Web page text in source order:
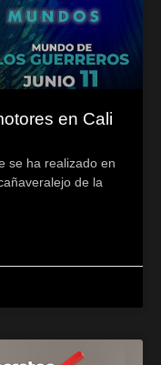
en Cali
se ha realizado en
de la